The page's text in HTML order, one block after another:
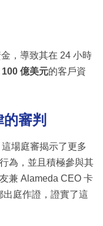
，導致其在 24 小時
100 億美元的客戶資
審判
場庭審揭示了更多
為，並且積極參與其
兼 Alameda CEO 卡
庭作證，證實了這